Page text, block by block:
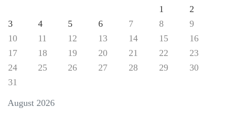
August 2026
1
2
3
4 5 6 7 8
9
10
11 12 13 14 15
16
17
18 19 20 21 22
23
24
25 26 27 28 29
30
31